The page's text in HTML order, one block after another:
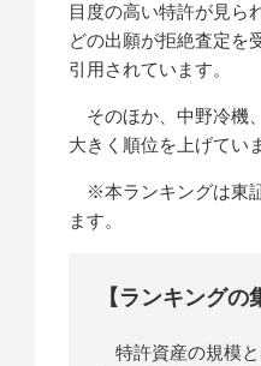
目度の高い特許が見ら
どの出願が拒絶査定を
引用されています。
そのほか、中野冷機
大きく順位を上げてい
※本ランキングは東
ます。
【ランキングの
特許資産の規模